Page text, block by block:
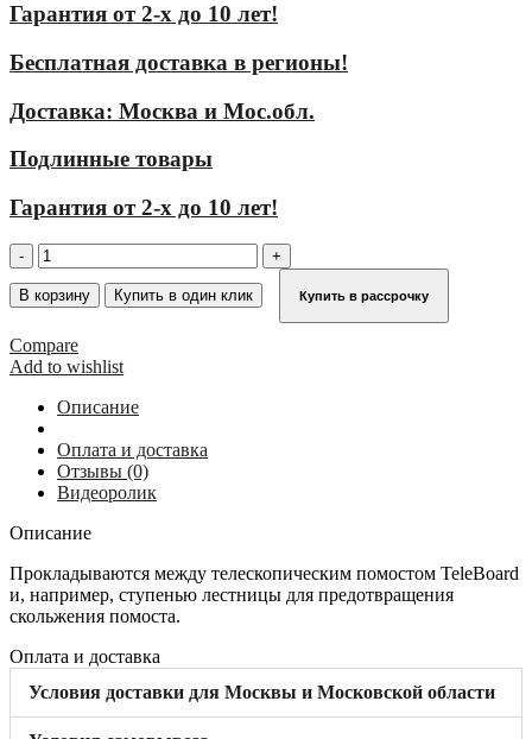
Гарантия от 2-х до 10 лет!
Бесплатная доставка в регионы!
Доставка: Москва и Мос.обл.
Подлинные товары
Гарантия от 2-х до 10 лет!
Количество
товара
Нескользящие
KRAUSE
NonSlip
для
TeleBoard
(пара)
123756
В корзину Купить в один клик Купить в рассрочку
Compare
Add to wishlist
Описание
Оплата и доставка
Отзывы (0)
Видеоролик
Описание
Прокладываются между телескопическим помостом TeleBoard
и, например, ступенью лестницы для предотвращения
скольжения помоста.
Оплата и доставка
Условия доставки для Москвы и Московской области